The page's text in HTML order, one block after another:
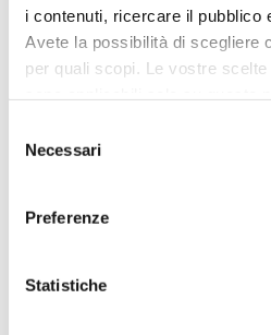
i contenuti, ricercare il pubblico
Avete la possibilità di scegliere
per quali scopi. Le vostre
revocare il proprio consenso in
Dichiarazione sui cookie o
e imposta le tue preferenze nella
modificare o ritirare il tuo
delNecessari
Preferenze
Statistiche
con l’azzurro sullo
Appena rientrato dopo due